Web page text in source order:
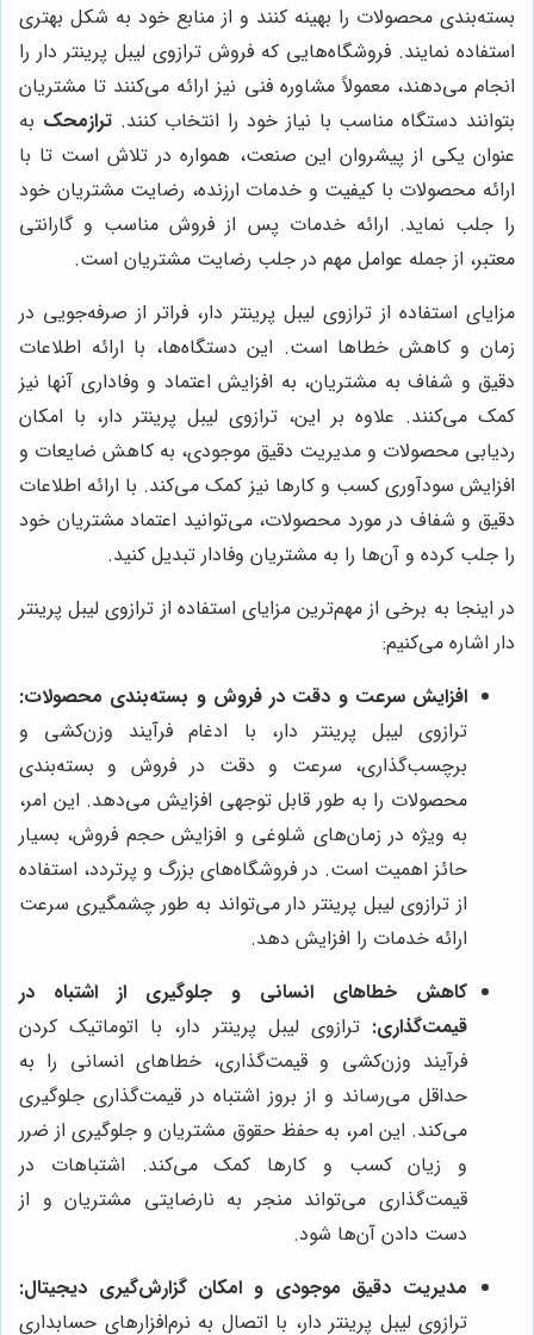
بسته‌بندی محصولات را بهینه کنند و از منابع خود به شکل بهتری
استفاده نمایند. فروشگاه‌هایی که فروش ترازوی لیبل پرینتر دار را
انجام می‌دهند، معمولاً مشاوره فنی نیز ارائه می‌کنند تا مشتریان
بتوانند دستگاه مناسب با نیاز خود را انتخاب کنند.ترازمحک به
عنوان یکی از پیشروان این صنعت، همواره در تلاش است تا با
ارائه محصولات با کیفیت و خدمات ارزنده، رضایت مشتریان خود
را جلب نماید. ارائه خدمات پس از فروش مناسب و گارانتی
معتبر، از جمله عوامل مهم در جلب رضایت مشتریان است.
مزایای استفاده از ترازوی لیبل پرینتر دار، فراتر از صرفه‌جویی در
زمان و کاهش خطاها است. این دستگاه‌ها، با ارائه اطلاعات
دقیق و شفاف به مشتریان، به افزایش اعتماد و وفاداری آنها نیز
کمک می‌کنند. علاوه بر این، ترازوی لیبل پرینتر دار، با امکان
ردیابی محصولات و مدیریت دقیق موجودی، به کاهش ضایعات و
افزایش سودآوری کسب و کارها نیز کمک می‌کند. با ارائه اطلاعات
دقیق و شفاف در مورد محصولات، می‌توانید اعتماد مشتریان خود
را جلب کرده و آن‌ها را به مشتریان وفادار تبدیل کنید.
در اینجا به برخی از مهم‌ترین مزایای استفاده از ترازوی لیبل پرینتر
دار اشاره می‌کنیم:
افزایش سرعت و دقت در فروش و بسته‌بندی محصولات:
ترازوی لیبل پرینتر دار، با ادغام فرآیند وزن‌کشی و
برچسب‌گذاری، سرعت و دقت در فروش و بسته‌بندی
محصولات را به طور قابل توجهی افزایش می‌دهد. این امر،
به ویژه در زمان‌های شلوغی و افزایش حجم فروش، بسیار
حائز اهمیت است. در فروشگاه‌های بزرگ و پرتردد، استفاده
از ترازوی لیبل پرینتر دار می‌تواند به طور چشمگیری سرعت
ارائه خدمات را افزایش دهد.
کاهش خطاهای انسانی و جلوگیری از اشتباه در
قیمت‌گذاری: ترازوی لیبل پرینتر دار، با اتوماتیک کردن
فرآیند وزن‌کشی و قیمت‌گذاری، خطاهای انسانی را به
حداقل می‌رساند و از بروز اشتباه در قیمت‌گذاری جلوگیری
می‌کند. این امر، به حفظ حقوق مشتریان و جلوگیری از ضرر
و زیان کسب و کارها کمک می‌کند. اشتباهات در
قیمت‌گذاری می‌تواند منجر به نارضایتی مشتریان و از
دست دادن آن‌ها شود.
مدیریت دقیق موجودی و امکان گزارش‌گیری دیجیتال:
ترازوی لیبل پرینتر دار، با اتصال به نرم‌افزارهای حسابداری